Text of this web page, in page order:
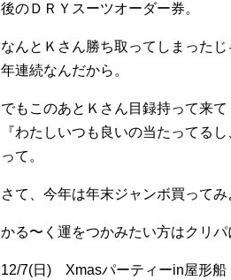
後のＤＲＹスーツオーダー券。
なんとＫさん勝ち取ってしまった
年連続なんだから。
でもこのあとＫさん目録持って来て
『わたしいつも良いの当たってる
って。
さて、今年は年末ジャンボ買って
かる〜く運をつかみたい方はクリ
12/7(日) Xmasパーティーin屋形船